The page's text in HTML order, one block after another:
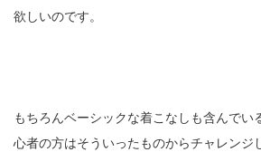
欲しいのです。
もちろんベーシックな着こなしも含んでい
心者の方はそういったものからチャレンジ